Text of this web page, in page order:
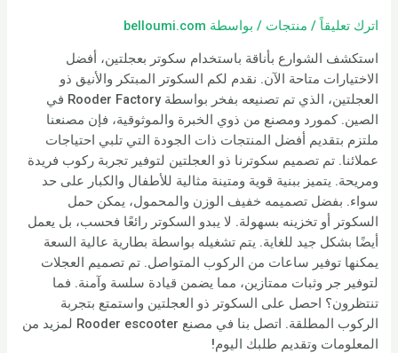
اترك تعليقاً / منتجات / بواسطة belloumi.com
استكشف الشوارع بأناقة باستخدام سكوتر بعجلتين، أفضل
الاختيارات متاحة الآن. نقدم لكم السكوتر المبتكر والأنيق ذو
العجلتين، الذي تم تصنيعه بفخر بواسطة Rooder Factory في
الصين. كمورد ومصنع من ذوي الخبرة والموثوقية، فإن مصنعنا
ملتزم بتقديم أفضل المنتجات ذات الجودة التي تلبي احتياجات
عملائنا. تم تصميم سكوترنا ذو العجلتين لتوفير تجربة ركوب فريدة
ومريحة. يتميز ببنية قوية ومتينة مثالية للأطفال والكبار على حد
سواء. بفضل تصميمه خفيف الوزن والمحمول، يمكن حمل
السكوتر أو تخزينه بسهولة. لا يبدو السكوتر رائعًا فحسب، بل يعمل
أيضًا بشكل جيد للغاية. يتم تشغيله بواسطة بطارية عالية السعة
يمكنها توفير ساعات من الركوب المتواصل. تم تصميم العجلات
لتوفير جر وثبات ممتازين، مما يضمن قيادة سلسة وآمنة. فما
تنتظرون؟ احصل على السكوتر ذو العجلتين واستمتع بتجربة
الركوب المطلقة. اتصل بنا في مصنع Rooder escooter لمزيد من
المعلومات وتقديم طلبك اليوم!